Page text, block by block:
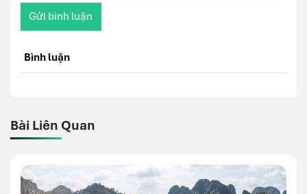
Gửi bình luận
Bình luận
Bài Liên Quan